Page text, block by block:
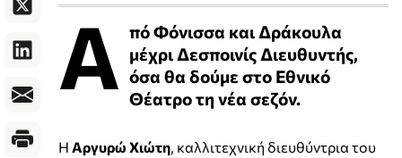
Α πό Φόνισσα και Δράκουλα
μέχρι Δεσποινίς Διευθυντής,
όσα θα δούμε στο Εθνικό
Θέατρο τη νέα σεζόν.
Η Αργυρώ Χιώτη, καλλιτεχνική διευθύντρια του